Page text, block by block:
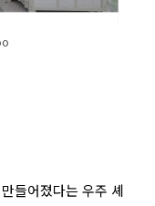
들어졌다는 우주 셰